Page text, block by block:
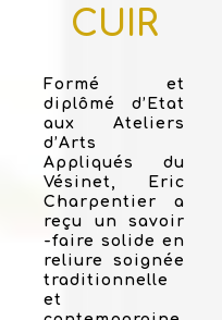
CUIR
Formé et
diplômé d’Etat
aux Ateliers
d’Arts
Appliqués du
Vésinet, Eric
Charpentier a
reçu un savoir
-faire solide en
reliure soignée
traditionnelle
et